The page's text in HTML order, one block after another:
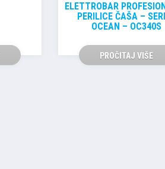
ELETTROBAR
PERILICE ČAŠA –
OCEAN – OC340S
PROČITAJ VIŠE